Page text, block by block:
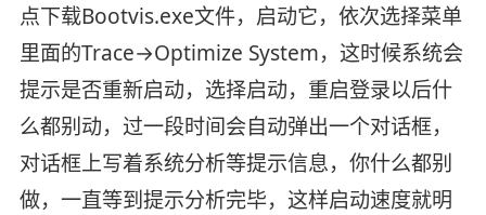
点下载Bootvis.exe文件，启动它，依次选择菜单
里面的Trace→Optimize System，这时候系统会
提示是否重新启动，选择启动，重启登录以后什
么都别动，过一段时间会自动弹出一个对话框，
对话框上写着系统分析等提示信息，你什么都别
做，一直等到提示分析完毕，这样启动速度就明